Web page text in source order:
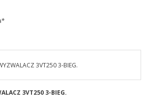
3VT250 3-BIEG.